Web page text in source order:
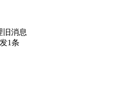
旧消息
1条